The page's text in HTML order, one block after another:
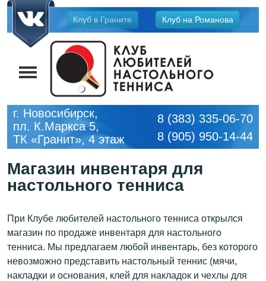
Jump
navigation
Клуб в Граните Клуб на Романова
г. Новосибирск,
пл. К.Маркса 5,
ТК «Гранит», 4 этаж
8 (383) 335-06-70
8 (905) 950-14-44
Магазин инвентаря для
настольного тенниса
При Клубе любителей настольного тенниса открылся
магазин по продаже инвентаря для настольного
тенниса. Мы предлагаем любой инвентарь, без которого
невозможно представить настольный теннис (мячи,
накладки и основания, клей для накладок и чехлы для